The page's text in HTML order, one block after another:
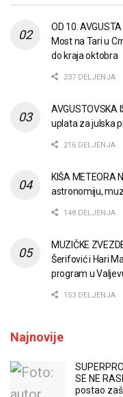
OD 10.
Most na Tari u
do kraja oktobra
237 DELJENJA
AVGUSTOVSKA
uplata za julska
216 DELJENJA
KIŠA METEORA
astronomiju,
148 DELJENJA
MUZIČKE
Šerifović i Hari
program u
153 DELJENJA
Najnovije
SE NE
postao